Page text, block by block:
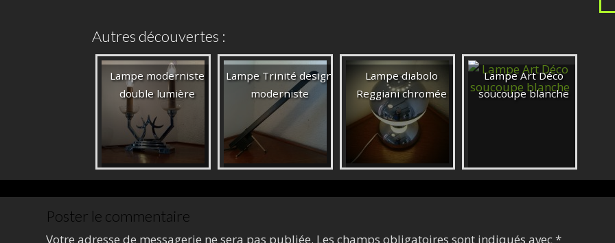
Autres découvertes :
Lampe moderniste
double lumière
Lampe Trinité design
moderniste
Lampe diabolo
Reggiani chromée
Lampe Art Déco
soucoupe blanche
Poster le commentaire
Votre adresse de messagerie ne sera pas publiée. Les champs obligatoires sont indiqués avec*